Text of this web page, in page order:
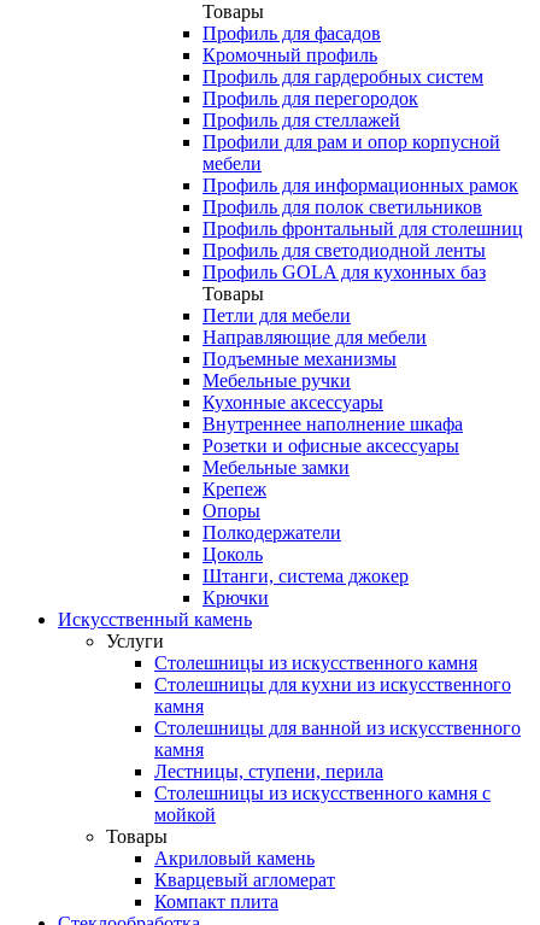
Товары
Профиль для фасадов
Кромочный профиль
Профиль для гардеробных систем
Профиль для перегородок
Профиль для стеллажей
Профили для рам и опор корпусной
мебели
Профиль для информационных рамок
Профиль для полок светильников
Профиль фронтальный для столешниц
Профиль для светодиодной ленты
Профиль GOLA для кухонных баз
Товары
Петли для мебели
Направляющие для мебели
Подъемные механизмы
Мебельные ручки
Кухонные аксессуары
Внутреннее наполнение шкафа
Розетки и офисные аксессуары
Мебельные замки
Крепеж
Опоры
Полкодержатели
Цоколь
Штанги, система джокер
Крючки
Искусственный камень
Услуги
Столешницы из искусственного камня
Столешницы для кухни из искусственного
камня
Столешницы для ванной из искусственного
камня
Лестницы, ступени, перила
Столешницы из искусственного камня с
мойкой
Товары
Акриловый камень
Кварцевый агломерат
Компакт плита